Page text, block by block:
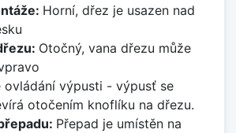
Horní, dřez je usazen nad
Otočný, vana dřezu může
ovládání výpusti - výpusť se
otočením knoflíku na dřezu.
Přepad je umístěn na